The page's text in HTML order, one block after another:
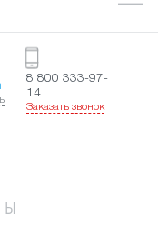
8 800 333-97-
14
Заказать звонок